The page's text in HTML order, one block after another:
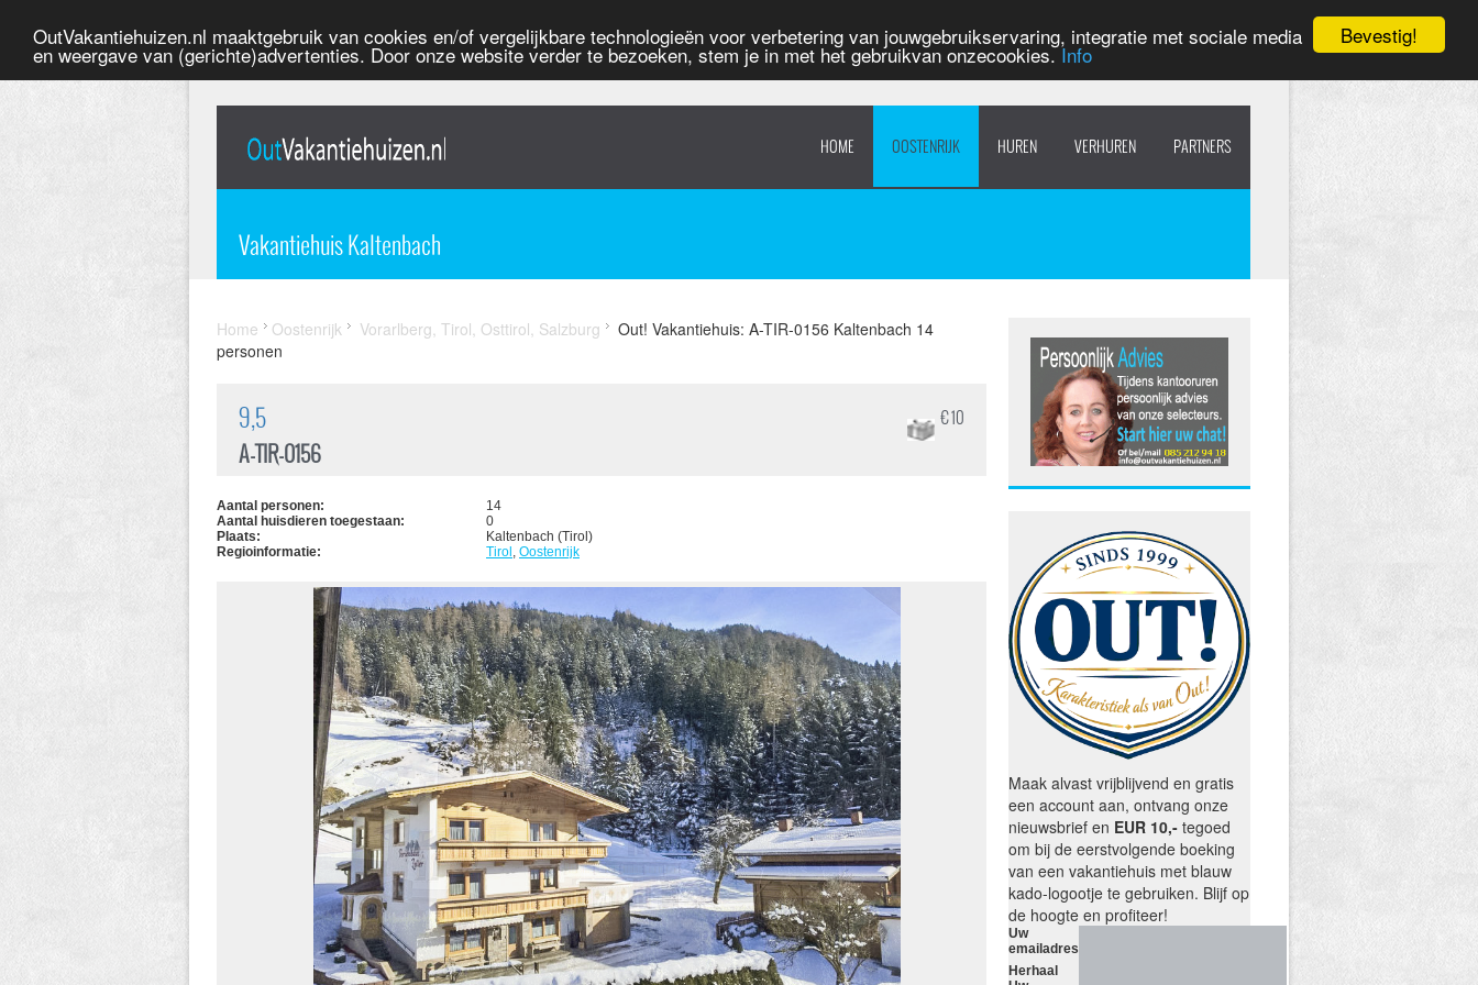
Bevestig!
OutVakantiehuizen.nl maaktgebruik van cookies en/of vergelijkbare technologieën voor verbetering van jouwgebruikservaring, integratie met sociale media
en weergave van (gerichte)advertenties. Door onze website verder te bezoeken, stem je in met het gebruikvan onzecookies.Info
HOME OOSTENRIJK HUREN VERHUREN PARTNERS
Vakantiehuis Kaltenbach
Home Oostenrijk Vorarlberg, Tirol, Osttirol, Salzburg
Out! Vakantiehuis: A-TIR-0156 Kaltenbach 14
personen
9,5
A-TIR-0156
€ 10
Aantal personen:
14
Aantal huisdieren toegestaan:
0
Plaats:
Kaltenbach (Tirol)
Regioinformatie:
Tirol , Oostenrijk
Maak alvast vrijblijvend en gratis
een account aan, ontvang onze
nieuwsbrief en EUR 10,- tegoed
om bij de eerstvolgende boeking
van een vakantiehuis met blauw
kado-logootje te gebruiken. Blijf op
de hoogte en profiteer!
Uw
emailadres
Herhaal